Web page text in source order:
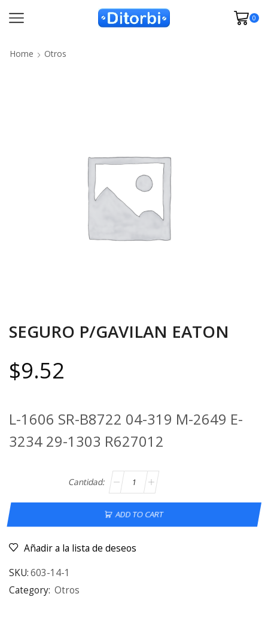
0
Home Otros
SEGURO P/GAVILAN EATON
$9.52
L-1606 SR-B8722 04-319 M-2649 E-
3234 29-1303 R627012
ADD TO CART
Añadir a la lista de deseos
SKU:603-14-1
Category: Otros